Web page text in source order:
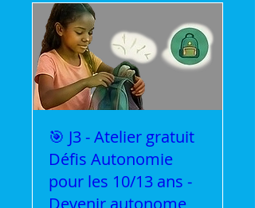
🎯 J3 - Atelier gratuit
Défis Autonomie
pour les 10/13 ans -